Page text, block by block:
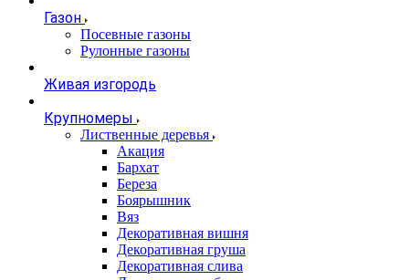
Газон
Посевные газоны
Рулонные газоны
Живая изгородь
Крупномеры
Лиственные деревья
Акация
Бархат
Береза
Боярышник
Вяз
Декоративная вишня
Декоративная груша
Декоративная слива